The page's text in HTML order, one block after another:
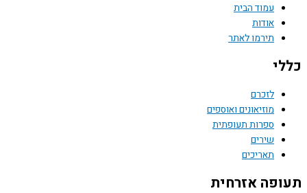
עמוד הבית
אודות
תירמו לאתר
כללי
לזכרם
מוזיאונים ואוספים
ספרות תעופתית
שירים
תאריכים
תעופה אזרחית